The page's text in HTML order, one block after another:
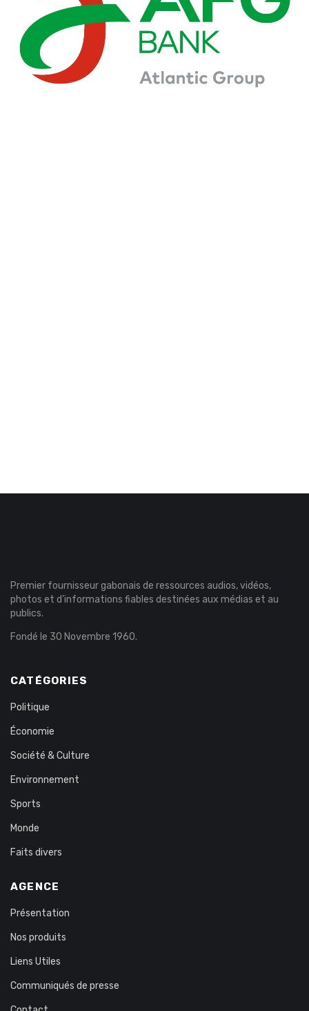
Premier fournisseur gabonais de ressources audios, vidéos,
photos et d’informations fiables destinées aux médias et au
publics.
Fondé le 30 Novembre 1960.
CATÉGORIES
Politique
Économie
Société & Culture
Environnement
Sports
Monde
Faits divers
AGENCE
Présentation
Nos produits
Liens Utiles
Communiqués de presse